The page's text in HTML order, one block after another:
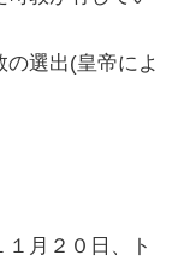
選出(皇帝によ
月２０日、ト